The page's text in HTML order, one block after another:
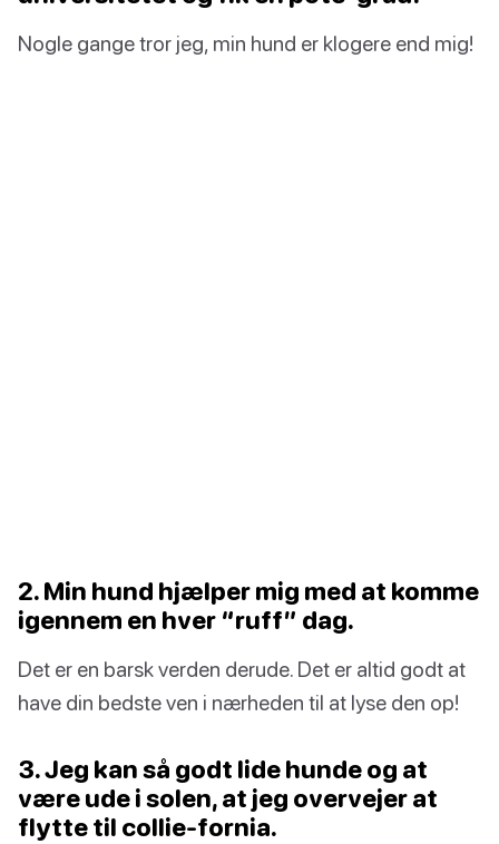
Nogle gange tror jeg, min hund er klogere end mig!
2. Min hund hjælper mig med at komme
igennem en hver “ruff” dag.
Det er en barsk verden derude. Det er altid godt at
have din bedste ven i nærheden til at lyse den op!
3. Jeg kan så godt lide hunde og at
være ude i solen, at jeg overvejer at
flytte til collie-fornia.